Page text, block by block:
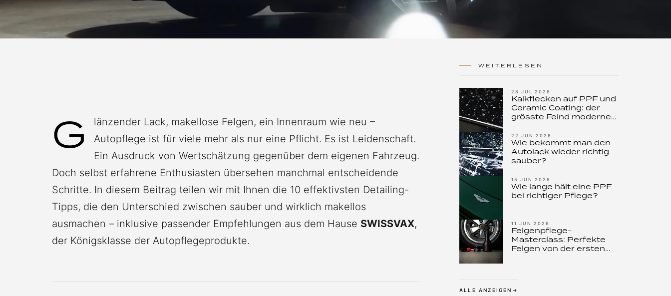
G
länzender Lack, makellose Felgen, ein Innenraum wie neu –
Autopflege ist für viele mehr als nur eine Pflicht. Es ist Leidenschaft.
Ein Ausdruck von Wertschätzung gegenüber dem eigenen Fahrzeug.
Doch selbst erfahrene Enthusiasten übersehen manchmal entscheidende
Schritte. In diesem Beitrag teilen wir mit Ihnen die 10 effektivsten Detailing-
Tipps, die den Unterschied zwischen sauber und wirklich makellos
ausmachen – inklusive passender Empfehlungen aus dem Hause SWISSVAX,
der Königsklasse der Autopflegeprodukte.
WEITERLESEN
28 JUL 2026
Kalkflecken auf PPF und
Ceramic Coating: der
grösste Feind moderner
und wie Sie ihn stoppen
22 JUN 2026
Wie bekommt man den
Autolack wieder richtig
sauber?
15 JUN 2026
Wie lange hält eine PPF
bei richtiger Pflege?
11 JUN 2026
Felgenpflege-
Masterclass: Perfekte
Felgen von der ersten
ALLE ANZEIGEN